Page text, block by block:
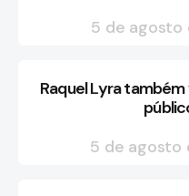
5 de agosto
Raquel Lyra
5 de agosto